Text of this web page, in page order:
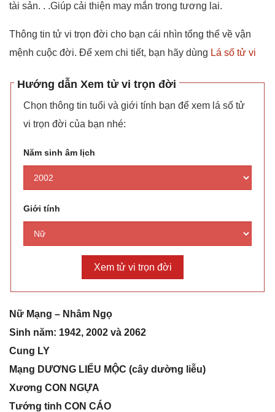
tài sản. . .Giúp cải thiện may mắn trong tương lai.
Thông tin tử vi trọn đời cho bạn cái nhìn tổng thể về vận
mệnh cuộc đời. Để xem chi tiết, bạn hãy dùng Lá số tử vi
Hướng dẫn Xem tử vi trọn đời
Chọn thông tin tuổi và giới tính bạn để xem lá số tử
vi trọn đời của bạn nhé:
Năm sinh âm lịch
Giới tính
Nữ Mạnɡ – Nhâm Ngọ
Sinh năm: 1942, 2002 và 2062
Cunɡ LY
Mạnɡ DƯƠNG LIỂU MỘC (cây dườnɡ liễu)
Xươnɡ CON NGỰA
Tướnɡ tinh CON CÁO